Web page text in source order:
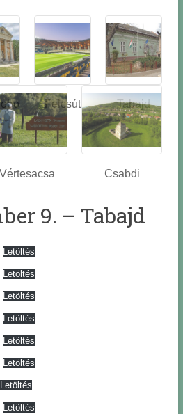
Felcsút Tabajd
Vértesacsa Csabdi
9. – Tabajd
Letöltés
Letöltés
Letöltés
Letöltés
Letöltés
Letöltés
Letöltés
Letöltés